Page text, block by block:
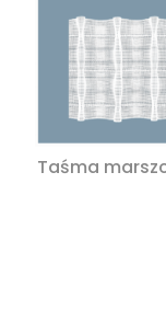
Taśma